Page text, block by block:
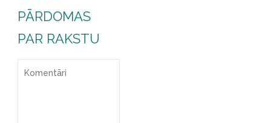
PĀRDOMAS
PAR RAKSTU